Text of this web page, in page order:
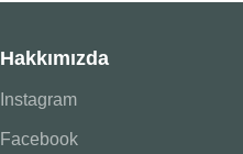
Hakkımızda
Instagram
Facebook